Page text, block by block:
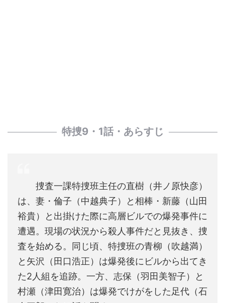
特捜9・1話・あらすじ
捜査一課特捜班主任の直樹（井ノ原快彦）
は、妻・倫子（中越典子）と相棒・新藤（山田
裕貴）と出掛けた際に高層ビルでの爆発事件に
遭遇。現場の状況から殺人事件だと見抜き、捜
査を始める。同じ頃、特捜班の青柳（吹越満）
と矢沢（田口浩正）は爆発後にビルから出てき
た2人組を追跡。一方、志保（羽田美智子）と
村瀬（津田寛治）は爆発でけがをした足代（石